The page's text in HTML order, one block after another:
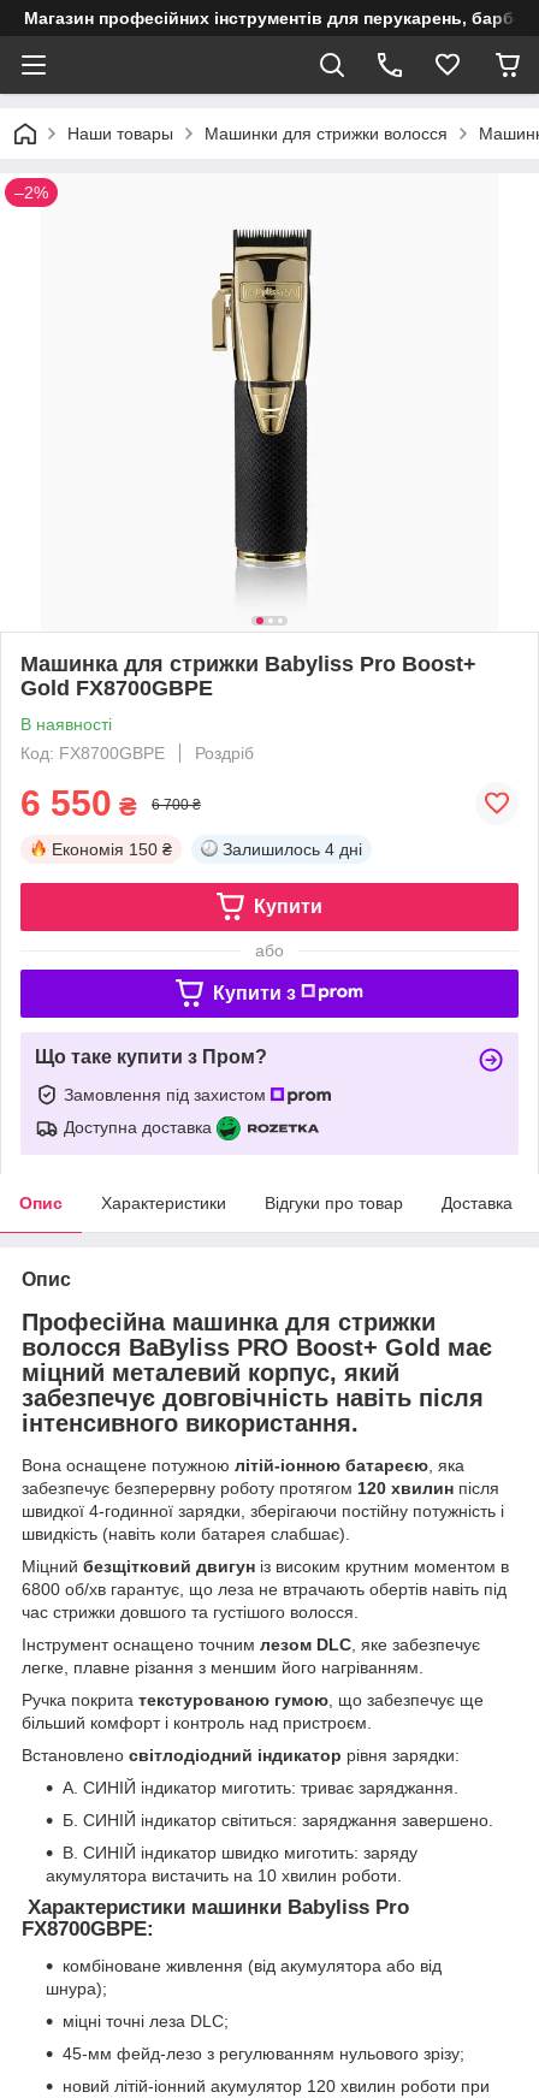
Магазин професійних інструментів для перукарень,
Наши товары Машинки для стрижки волосся
–2%
Машинка для стрижки Babyliss Pro Boost+
Gold FX8700GBPE
В наявності
Код: FX8700GBPE
Роздріб
6 550 ₴ 6 700 ₴
Економія 150 ₴ Залишилось 4 дні
Купити
або
Купити з
Що таке купити з Пром?
Замовлення під захистом
Доступна доставка
Опис Характеристики Відгуки про товар Доставка
Опис
Професійна машинка для стрижки
волосся BaByliss PRO Boost+ Gold має
міцний металевий корпус, який
забезпечує довговічність навіть після
інтенсивного використання.
Вона оснащене потужною літій-іонною батареєю, яка
забезпечує безперервну роботу протягом 120 хвилин після
швидкої 4-годинної зарядки, зберігаючи постійну потужність і
швидкість (навіть коли батарея слабшає).
Міцний безщітковий двигун із високим крутним моментом в
6800 об/хв гарантує, що леза не втрачають обертів навіть під
час стрижки довшого та густішого волосся.
Інструмент оснащено точним лезом DLC, яке забезпечує
легке, плавне різання з меншим його нагріванням.
Ручка покрита текстурованою гумою, що забезпечує ще
більший комфорт і контроль над пристроєм.
Встановлено світлодіодний індикатор рівня зарядки:
А. СИНІЙ індикатор миготить: триває заряджання.
Б. СИНІЙ індикатор світиться: заряджання завершено.
В. СИНІЙ індикатор швидко миготить: заряду
акумулятора вистачить на 10 хвилин роботи.
Характеристики машинки Babyliss Pro
FX8700GBPE:
комбіноване живлення (від акумулятора або від
шнура);
міцні точні леза DLC;
45-мм фейд-лезо з регулюванням нульового зрізу;
новий літій-іонний акумулятор 120 хвилин роботи при